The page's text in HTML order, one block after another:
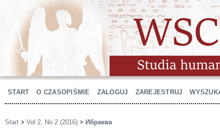
START O CZASOPIŚMIE ZALOGUJ ZAREJESTRUJ
Start > Vol 2, No 2 (2016) > Ибраева